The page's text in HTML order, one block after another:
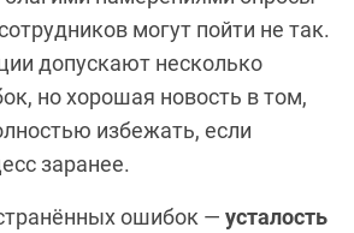
могут пойти не так.
допускают несколько
но хорошая новость в том,
избежать, если
заранее.
ошибок — усталость